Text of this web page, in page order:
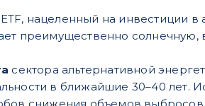
нацеленный на инвестиции
преимущественно
сектора альтернативной
в ближайшие 30–40 лет.